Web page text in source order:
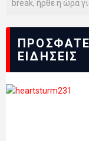
break, ήρθε η ώρα
ΕΙΔΗΣΕΙΣ